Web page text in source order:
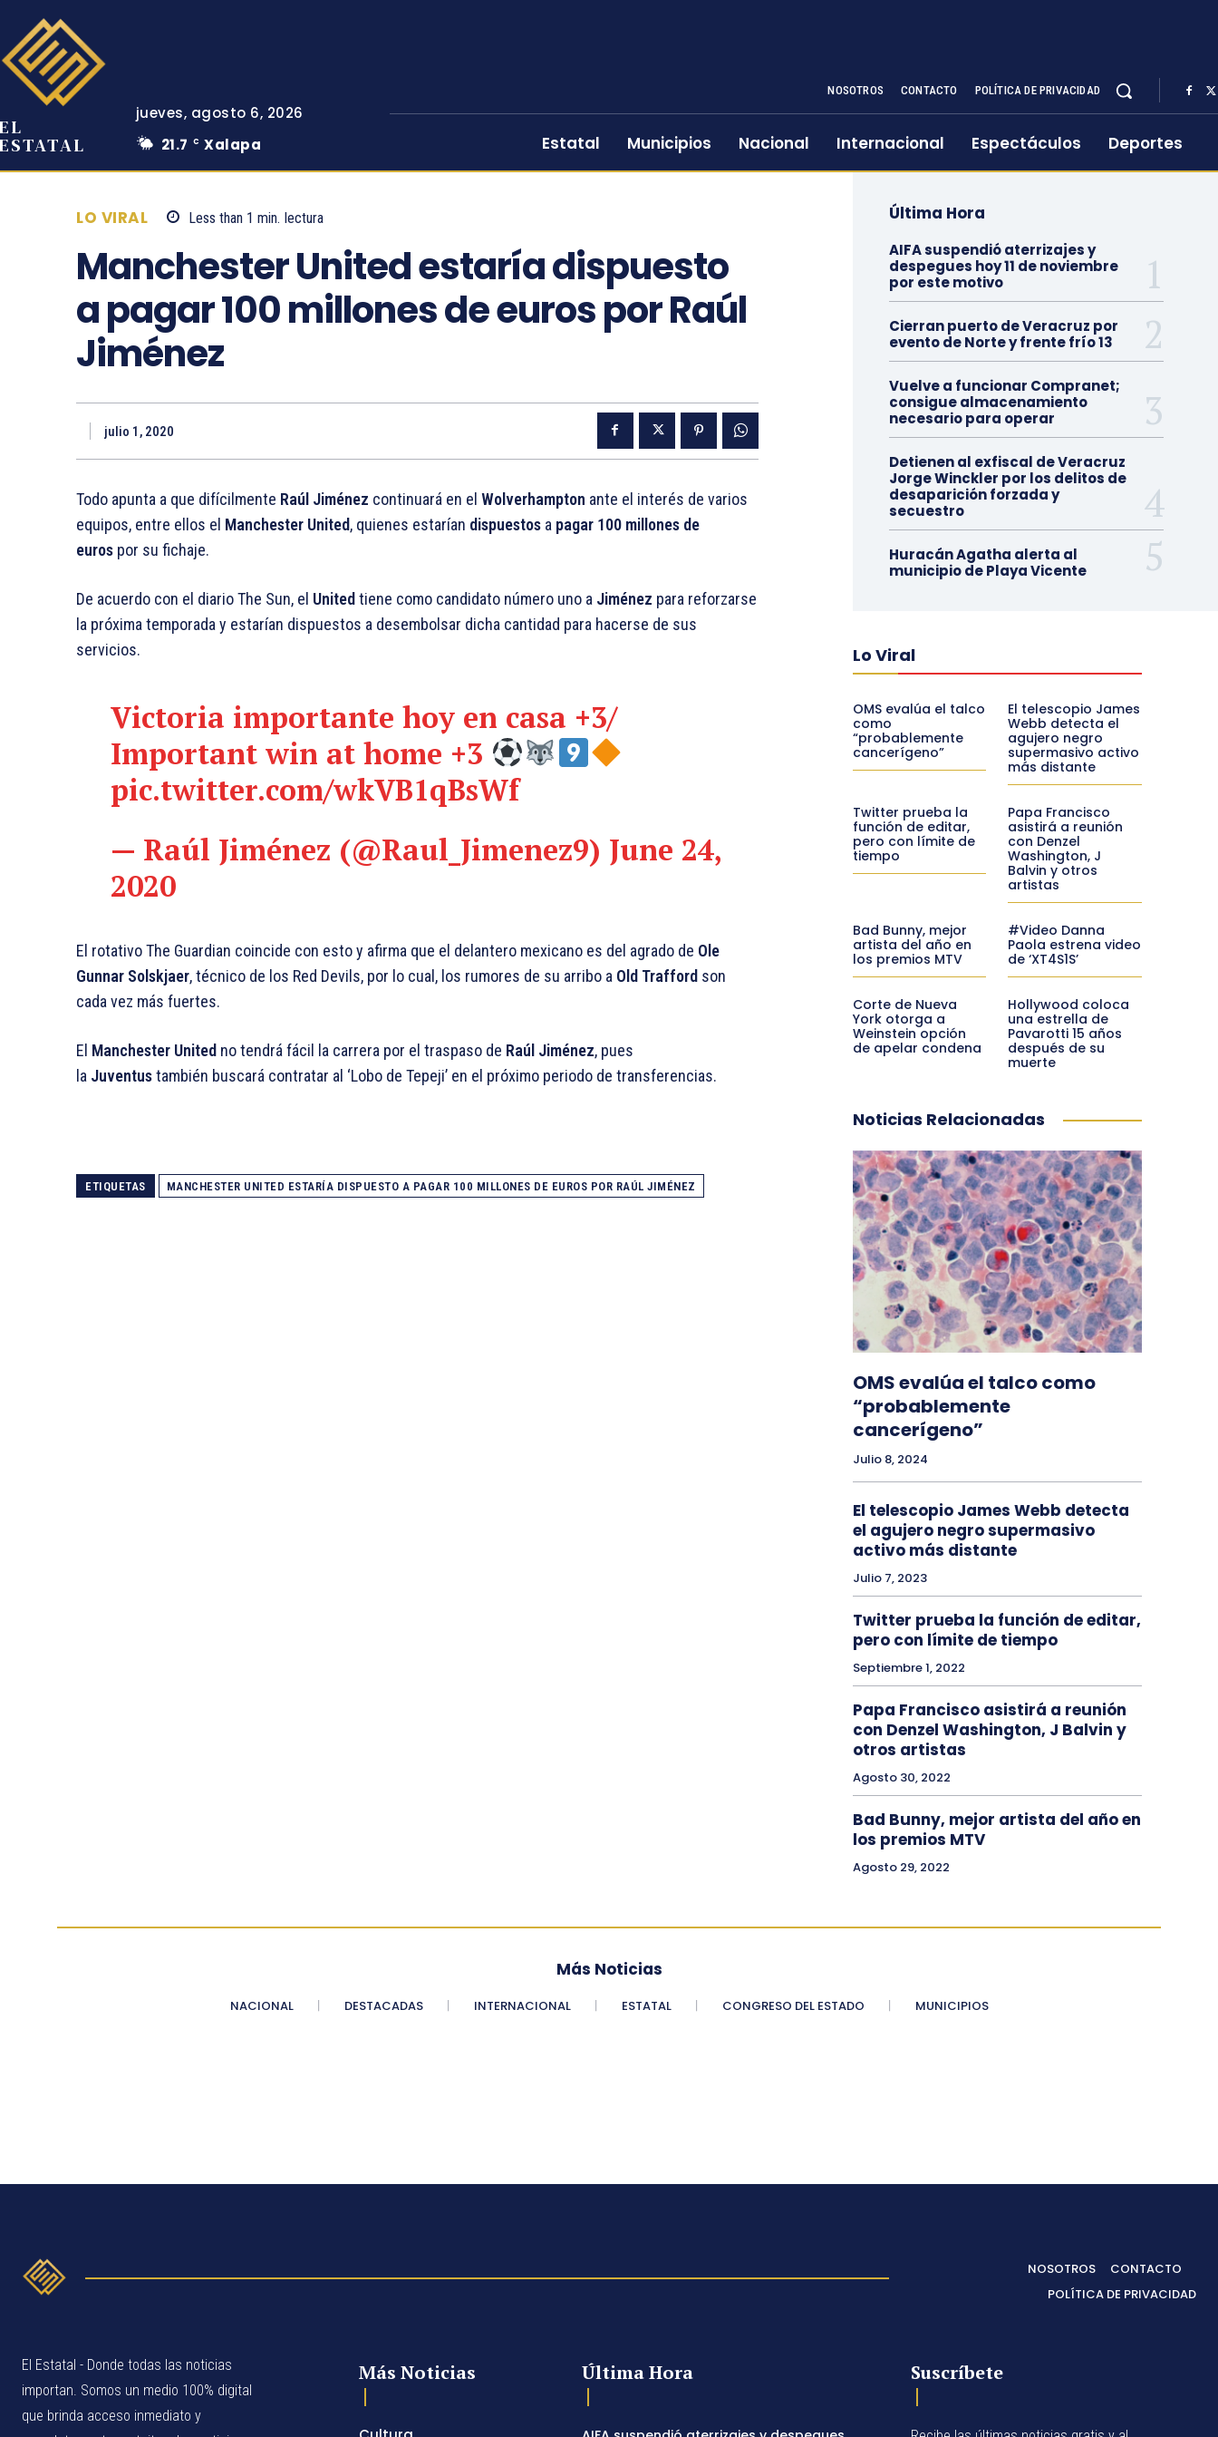
EL
ESTATAL
jueves, agosto 6, 2026
21.7
C Xalapa
NOSOTROS CONTACTO POLÍTICA DE PRIVACIDAD
Estatal Municipios Nacional Internacional Espectáculos Deportes
LO VIRAL Less than 1 min. lectura
Manchester United estaría dispuesto
a pagar 100 millones de euros por Raúl
Jiménez
julio 1, 2020
Todo apunta a que difícilmente Raúl Jiménez continuará en el Wolverhampton ante el interés de varios
equipos, entre ellos el Manchester United, quienes estarían dispuestos a pagar 100 millones de
euros por su fichaje.
De acuerdo con el diario The Sun, el Unitedtiene como candidato número uno a Jiménez para reforzarse
la próxima temporada y estarían dispuestos a desembolsar dicha cantidad para hacerse de sus
servicios.
Victoria importante hoy en casa +3/
Important win at home +3
pic.twitter.com/wkVB1qBsWf
— Raúl Jiménez (@Raul_Jimenez9) June 24,
2020
El rotativo The Guardian coincide con esto y afirma que el delantero mexicano es del agrado de Ole
Gunnar Solskjaer, técnico de los Red Devils, por lo cual, los rumores de su arribo a Old Trafford son
cada vez más fuertes.
El Manchester United no tendrá fácil la carrera por el traspaso de Raúl Jiménez, pues
la Juventustambién buscará contratar al ‘Lobo de Tepeji’ en el próximo periodo de transferencias.
ETIQUETAS MANCHESTER UNITED ESTARÍA DISPUESTO A PAGAR 100 MILLONES DE EUROS POR RAÚL JIMÉNEZ
Última Hora
AIFA suspendió aterrizajes y
despegues hoy 11 de noviembre
por este motivo
Cierran puerto de Veracruz por
evento de Norte y frente frío 13
Vuelve a funcionar Compranet;
consigue almacenamiento
necesario para operar
Detienen al exfiscal de Veracruz
Jorge Winckler por los delitos de
desaparición forzada y
secuestro
Huracán Agatha alerta al
municipio de Playa Vicente
Lo Viral
OMS evalúa el talco
como
“probablemente
cancerígeno”
El telescopio James
Webb detecta el
agujero negro
supermasivo activo
más distante
Twitter prueba la
función de editar,
pero con límite de
tiempo
Papa Francisco
asistirá a reunión
con Denzel
Washington, J
Balvin y otros
artistas
Bad Bunny, mejor
artista del año en
los premios MTV
#Video Danna
Paola estrena video
de ‘XT4S1S’
Corte de Nueva
York otorga a
Weinstein opción
de apelar condena
Hollywood coloca
una estrella de
Pavarotti 15 años
después de su
muerte
Noticias Relacionadas
OMS evalúa el talco como
“probablemente
cancerígeno”
Julio 8, 2024
El telescopio James Webb detecta
el agujero negro supermasivo
activo más distante
Julio 7, 2023
Twitter prueba la función de editar,
pero con límite de tiempo
Septiembre 1, 2022
Papa Francisco asistirá a reunión
con Denzel Washington, J Balvin y
otros artistas
Agosto 30, 2022
Bad Bunny, mejor artista del año en
los premios MTV
Agosto 29, 2022
Más Noticias
NACIONAL DESTACADAS INTERNACIONAL ESTATAL CONGRESO DEL ESTADO MUNICIPIOS
NOSOTROS
CONTACTO
POLÍTICA DE PRIVACIDAD
El Estatal - Donde todas las noticias
importan. Somos un medio 100% digital
que brinda acceso inmediato y
Más Noticias Última Hora Suscríbete